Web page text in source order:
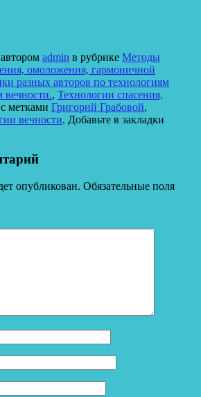
admin в рубрике Методы
омоложения, гармоничной
разных авторов по технологиям
вечности., Технологии спасения,
с метками Григорий Грабовой,
вечности. Добавьте в закладки
опубликован. Обязательные поля